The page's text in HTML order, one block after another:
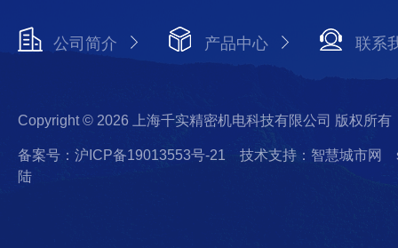
公司简介 产品中心 联系
Copyright © 2026 上海千实精密机电科技有限公司 版权所有
备案号：沪ICP备19013553号-21 技术支持：智慧城市网
陆